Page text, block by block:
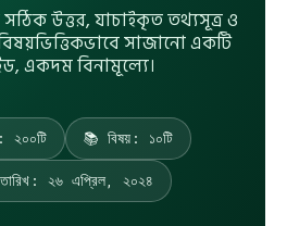
সঠিক উত্তর, যাচাইকৃত তথ্যসূত্র ও
সাজানো একটি
একদম বিনামূল্যে।
২০০টি 📚 বিষয়: ১০টি
তারিখ: ২৬ এপ্রিল, ২০২৪